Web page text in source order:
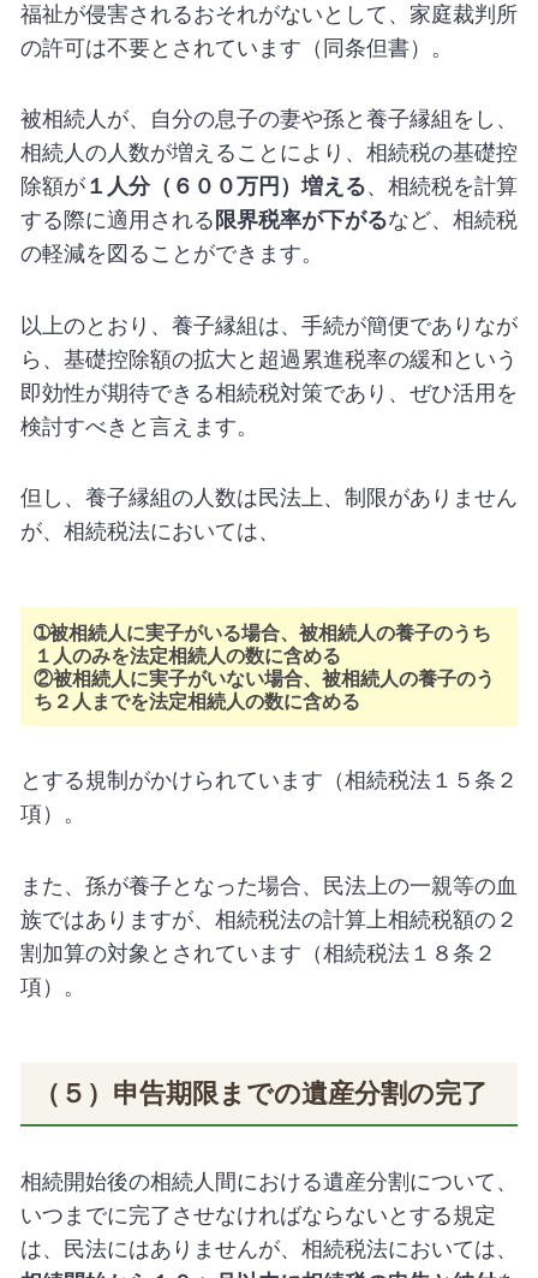
福祉が侵害されるおそれがないとして、家庭裁判所
の許可は不要とされています（同条但書）。
被相続人が、自分の息子の妻や孫と養子縁組をし、
相続人の人数が増えることにより、相続税の基礎控
除額が１人分（６００万円）増える、相続税を計算
する際に適用される 限界税率が下がるなど、相続税
の軽減を図ることができます。
以上のとおり、養子縁組は、手続が簡便でありなが
ら、基礎控除額の拡大と超過累進税率の緩和という
即効性が期待できる相続税対策であり、ぜひ活用を
検討すべきと言えます。
但し、養子縁組の人数は民法上、制限がありません
が、相続税法においては、
➀被相続人に実子がいる場合、被相続人の養子のうち
１人のみを法定相続人の数に含める
②被相続人に実子がいない場合、被相続人の養子のう
ち２人までを法定相続人の数に含める
とする規制がかけられています（相続税法１５条２
項）。
また、孫が養子となった場合、民法上の一親等の血
族ではありますが、相続税法の計算上相続税額の２
割加算の対象とされています（相続税法１８条２
項）。
（５）申告期限までの遺産分割の完了
相続開始後の相続人間における遺産分割について、
いつまでに完了させなければならないとする規定
は、民法にはありませんが、相続税法においては、